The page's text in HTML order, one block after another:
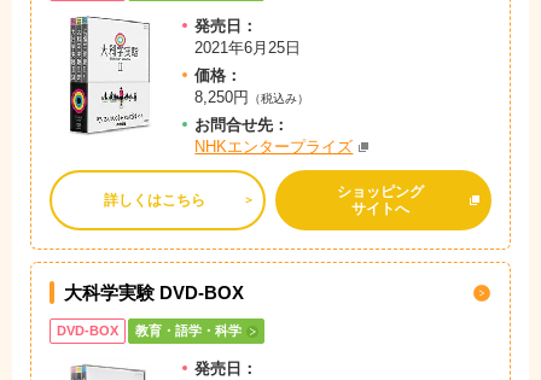
発売日：
2021年6月25日
価格：
8,250円
（税込み）
お問合せ先：
NHKエンタープライズ
詳しくはこちら
ショッピング
サイトへ
大科学実験 DVD-BOX
DVD-BOX 教育・語学・科学
発売日：